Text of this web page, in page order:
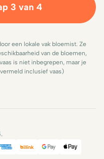
Direct naar stap 3 van 4
een lokale vak bloemist. Ze
van de bloemen,
is niet inbegrepen, maar je
inclusief vaas)
American Express
BillinkGoogle Pay
Apple